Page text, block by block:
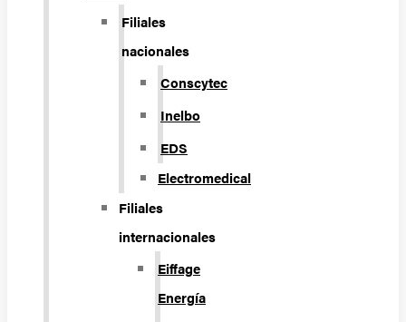
Filiales
nacionales
Conscytec
Inelbo
EDS
Electromedical
Filiales
internacionales
Eiffage
Energía